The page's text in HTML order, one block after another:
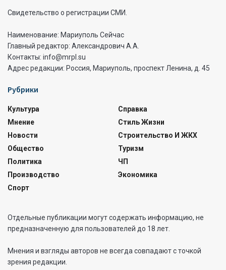
Свидетельство о регистрации СМИ.
Наименование: Мариуполь Сейчас
Главный редактор: Александрович А.А.
Контакты: info@mrpl.su
Адрес редакции: Россия, Мариуполь, проспект Ленина, д. 45
Рубрики
Культура
Мнение
Новости
Общество
Политика
Производство
Спорт
Справка
Стиль Жизни
Строительство И ЖКХ
Туризм
ЧП
Экономика
Отдельные публикации могут содержать информацию, не
предназначенную для пользователей до 18 лет.
Мнения и взгляды авторов не всегда совпадают с точкой
зрения редакции.